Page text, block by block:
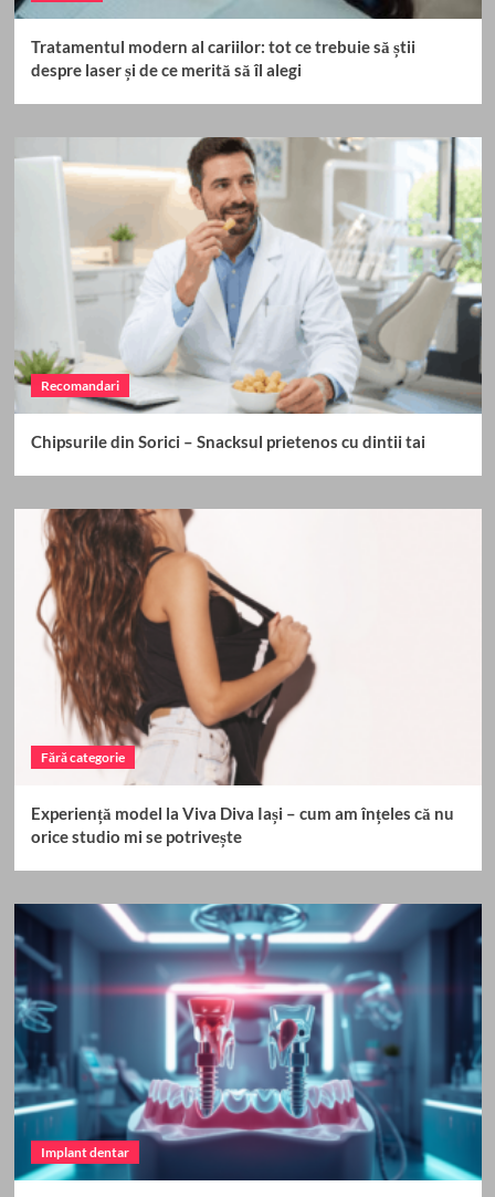
Tratamentul modern al cariilor: tot ce trebuie să știi
despre laser și de ce merită să îl alegi
Recomandari
Chipsurile din Sorici – Snacksul prietenos cu dintii tai
Fără categorie
Experiență model la Viva Diva Iași – cum am înțeles că nu
orice studio mi se potrivește
Implant dentar